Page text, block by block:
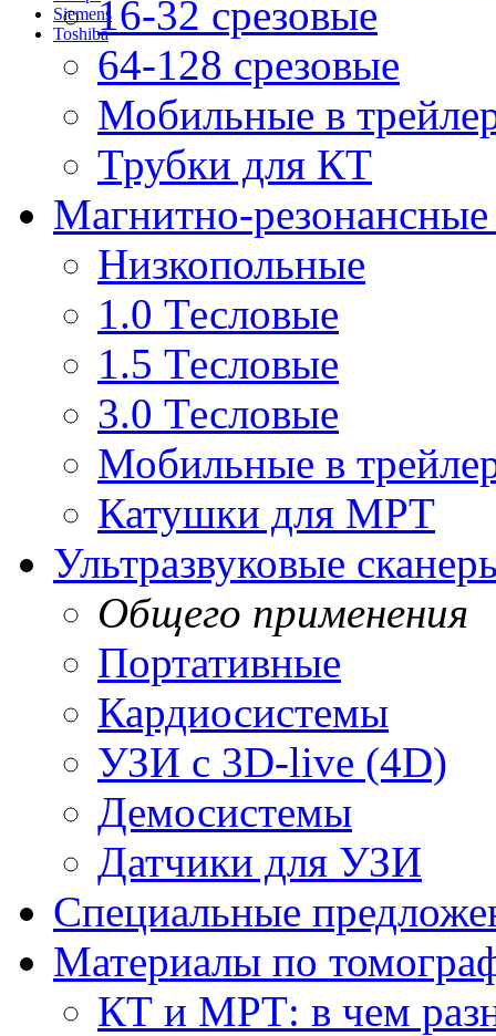
Siemens
Toshiba16-32 срезовые
64-128 срезовые
Мобильные в
Трубки для КТ
Магнитно-
Низкопольные
1.0 Тесловые
1.5 Тесловые
3.0 Тесловые
Мобильные в
Катушки для МРТ
Ультразвуковые
Общего применения
Портативные
Кардиосистемы
УЗИ с 3D-live (4D)
Демосистемы
Датчики для УЗИ
Cпециальные
Материалы по
КТ и МРТ: в чем